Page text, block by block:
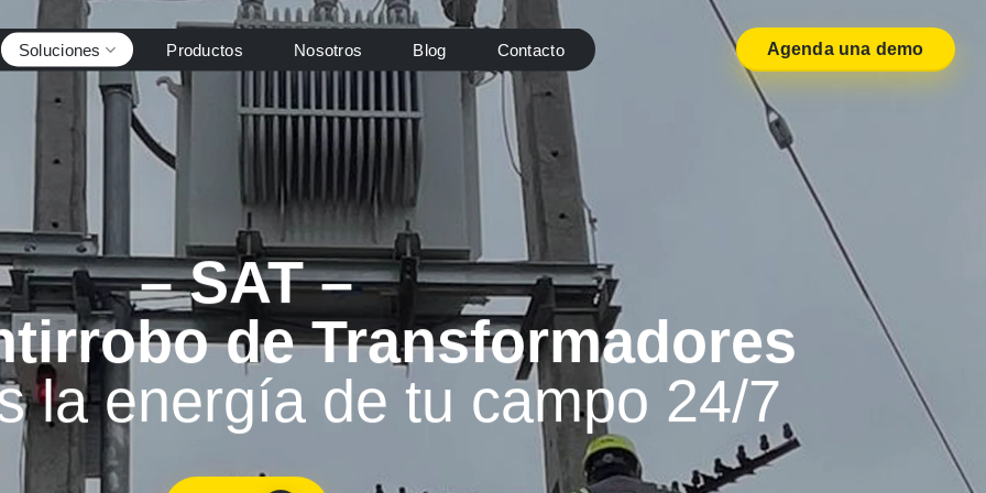
Soluciones Productos Nosotros Blog Contacto Agenda una demo
– SAT –
de Transformadores
la energía de tu campo 24/7